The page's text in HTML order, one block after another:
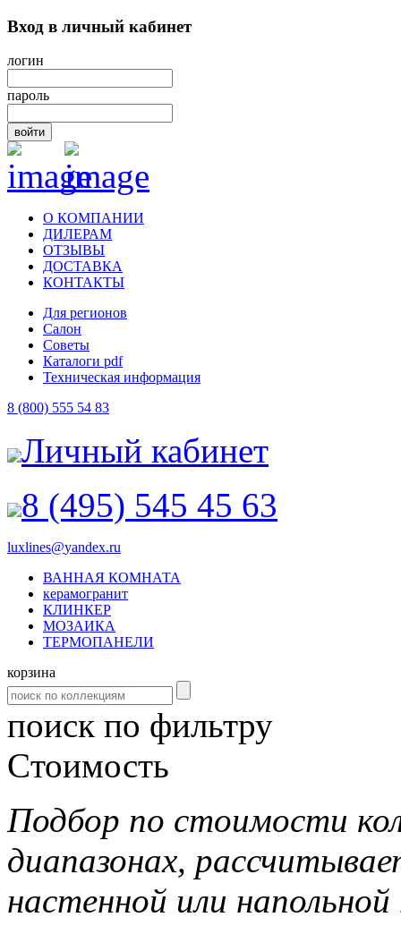
Вход в личный кабинет
логин
пароль
войти
О КОМПАНИИ
ДИЛЕРАМ
ОТЗЫВЫ
ДОСТАВКА
КОНТАКТЫ
Для регионов
Салон
Советы
Каталоги pdf
Техническая информация
8 (800) 555 54 83
Личный кабинет
8 (495) 545 45 63
luxlines@yandex.ru
ВАННАЯ КОМНАТА
керамогранит
КЛИНКЕР
МОЗАИКА
ТЕРМОПАНЕЛИ
корзина
поиск по фильтру
Cтоимость
Подбор по стоимости
диапазонах,
настенной или